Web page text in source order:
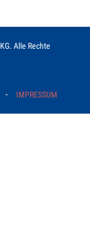
Alle Rechte
- IMPRESSUM